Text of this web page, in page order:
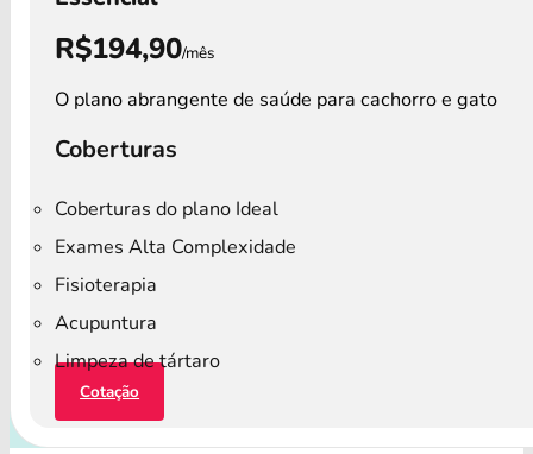
R$194,90/mês
O plano abrangente de saúde para cachorro e gato
Coberturas
Coberturas do plano Ideal
Exames Alta Complexidade
Fisioterapia
Acupuntura
Limpeza de tártaro
Cotação